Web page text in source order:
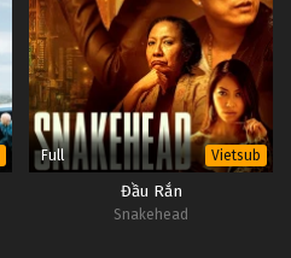
Full Vietsub
Đầu Rắn
Snakehead